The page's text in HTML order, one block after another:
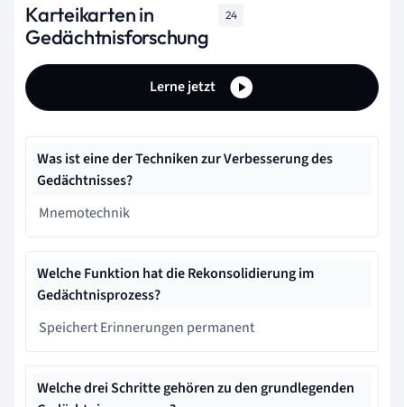
Karteikarten in
Gedächtnisforschung
24
Lerne jetzt
Was ist eine der Techniken zur Verbesserung des
Gedächtnisses?
Mnemotechnik
Welche Funktion hat die Rekonsolidierung im
Gedächtnisprozess?
Speichert Erinnerungen permanent
Welche drei Schritte gehören zu den grundlegenden